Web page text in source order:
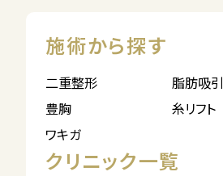
施術から探す
二重整形
脂肪吸引
豊胸
糸リフト
ワキガ
クリニック一覧